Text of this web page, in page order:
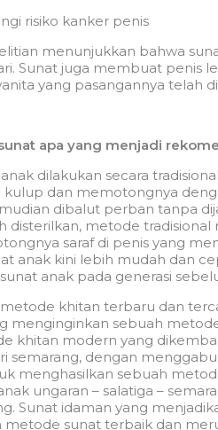
risiko kanker penis
menunjukkan bahwa
Sunat juga membuat penis
yang pasangannya telah
apa yang menjadi
dilakukan secara
dan memotongnya
dibalut perban tanpa
disterilkan, metode
saraf di penis yang
anak kini lebih mudah dan
anak pada generasi
metode khitan terbaru dan
menginginkan sebuah
khitan modern yang
semarang, dengan
menghasilkan sebuah
ungaran – salatiga –
Sunat idaman yang
metode sunat terbaik dan